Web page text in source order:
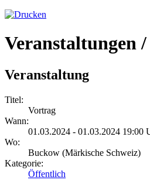
Veranstaltungen
Veranstaltung
Titel:
Vortrag
Wann:
01.03.2024 - 01.03.2024 19:00
Wo:
Buckow (Märkische Schweiz)
Kategorie:
Öffentlich